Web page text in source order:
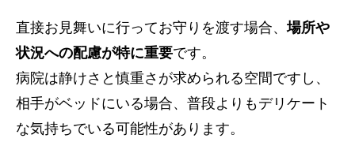
直接お見舞いに行ってお守りを渡す場合、場所や
状況への配慮が特に重要です。
病院は静けさと慎重さが求められる空間ですし、
相手がベッドにいる場合、普段よりもデリケート
な気持ちでいる可能性があります。